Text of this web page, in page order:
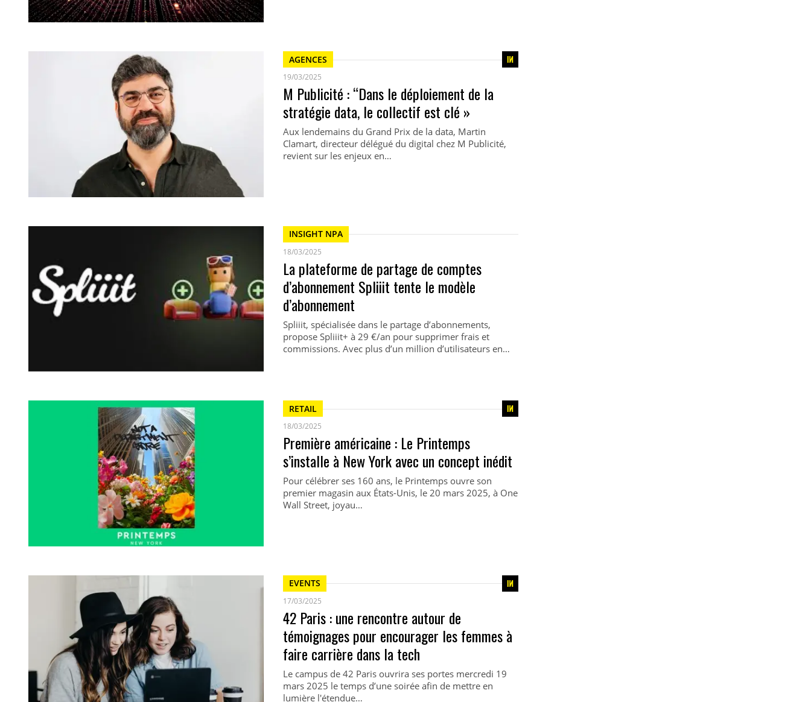
AGENCES
19/03/2025
M Publicité : “Dans le déploiement de la
stratégie data, le collectif est clé »
Aux lendemains du Grand Prix de la data, Martin
Clamart, directeur délégué du digital chez M Publicité,
revient sur les enjeux en…
INSIGHT NPA
18/03/2025
La plateforme de partage de comptes
d’abonnement Spliiit tente le modèle
d’abonnement
Spliiit, spécialisée dans le partage d’abonnements,
propose Spliiit+ à 29 €/an pour supprimer frais et
commissions. Avec plus d’un million d’utilisateurs en…
RETAIL
18/03/2025
Première américaine : Le Printemps
s’installe à New York avec un concept inédit
Pour célébrer ses 160 ans, le Printemps ouvre son
premier magasin aux États-Unis, le 20 mars 2025, à One
Wall Street, joyau…
EVENTS
17/03/2025
42 Paris : une rencontre autour de
témoignages pour encourager les femmes à
faire carrière dans la tech
Le campus de 42 Paris ouvrira ses portes mercredi 19
mars 2025 le temps d’une soirée afin de mettre en
lumière l'étendue…